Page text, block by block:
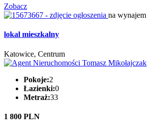
Zobacz
na wynajem
lokal mieszkalny
Katowice, Centrum
Pokoje:2
Łazienki:0
Metraż:33
1 800 PLN